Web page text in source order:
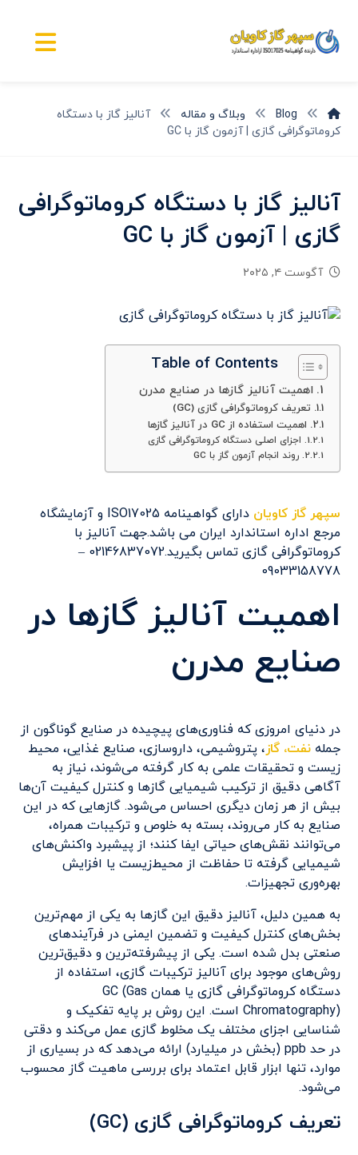
Blog وبلاگ و مقاله
آنالیز گاز با دستگاه
کروماتوگرافی گازی | آزمون گاز با GC
آنالیز گاز با دستگاه کروماتوگرافی
گازی | آزمون گاز با GC
آگوست ۴, ۲۰۲۵
Table of Contents
اهمیت آنالیز گازها در صنایع مدرن
تعریف کروماتوگرافی گازی (GC)
اهمیت استفاده از GC در آنالیز گازها
اجزای اصلی دستگاه کروماتوگرافی گازی
روند انجام آزمون گاز با GC
سپهر گاز کاویان
دارای گواهینامه ISO17025 و آزمایشگاه
مرجع اداره استاندارد ایران می باشد.جهت آنالیز با
کروماتوگرافی گازی تماس بگیرید.02146837072 –
09033158778
اهمیت آنالیز گازها در
صنایع مدرن
در دنیای امروزی که فناوری‌های پیچیده در صنایع گوناگون از
جملهنفت، گاز، پتروشیمی، داروسازی، صنایع غذایی، محیط
زیست و تحقیقات علمی به کار گرفته می‌شوند، نیاز به
آگاهی دقیق از ترکیب شیمیایی گازها و کنترل کیفیت آن‌ها
بیش از هر زمان دیگری احساس می‌شود. گازهایی که در این
صنایع به کار می‌روند، بسته به خلوص و ترکیبات همراه،
می‌توانند نقش‌های حیاتی ایفا کنند؛ از پیشبرد واکنش‌های
شیمیایی گرفته تا حفاظت از محیط‌زیست یا افزایش
بهره‌وری تجهیزات.
به همین دلیل، آنالیز دقیق این گازها به یکی از مهم‌ترین
بخش‌های کنترل کیفیت و تضمین ایمنی در فرآیندهای
صنعتی بدل شده است. یکی از پیشرفته‌ترین و دقیق‌ترین
روش‌های موجود برای آنالیز ترکیبات گازی، استفاده از
دستگاه کروماتوگرافی گازی یا همان GC (Gas
Chromatography) است. این روش بر پایه تفکیک و
شناسایی اجزای مختلف یک مخلوط گازی عمل می‌کند و دقتی
در حد ppb (بخش در میلیارد) ارائه می‌دهد که در بسیاری از
موارد، تنها ابزار قابل اعتماد برای بررسی ماهیت گاز محسوب
می‌شود.
تعریف کروماتوگرافی گازی (GC)